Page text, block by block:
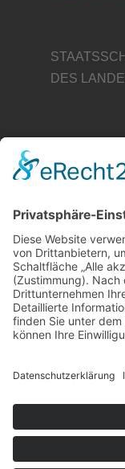
DES
IMPRESSUM